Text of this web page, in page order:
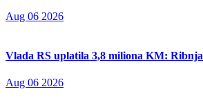
Aug 06 2026
Vlada RS uplatila 3,8 miliona KM:
Aug 06 2026